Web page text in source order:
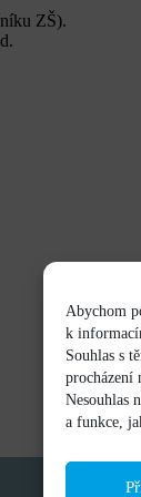
Abychom
k
Souhlas s
procházení
Nesouhlas
a funkce,
ZŠ).